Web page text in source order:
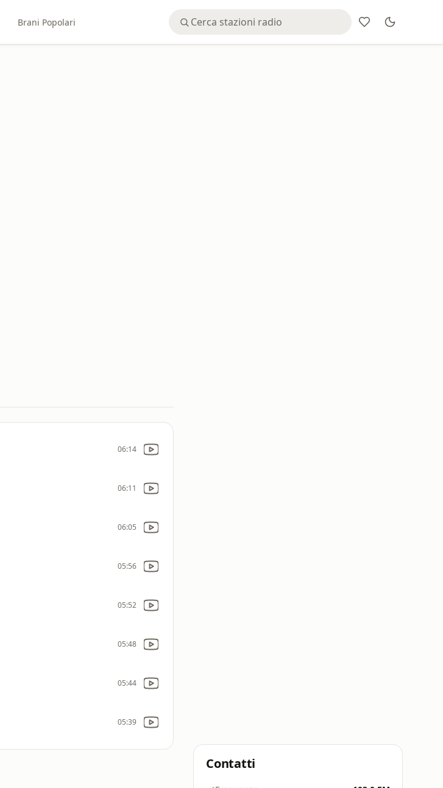
Brani Popolari
06:14
06:11
06:05
05:56
05:52
05:48
05:44
05:39
Contatti